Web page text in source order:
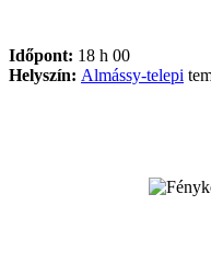
Időpont: 18 h 00
Helyszín: Almássy-telepi